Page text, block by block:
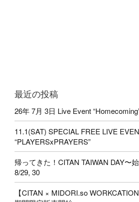
最近の投稿
26年 7月 3日 Live Event
11.1(SAT) SPECIAL FREE LIVE
“PLAYERSxPRAYERS”
帰ってきた！CITAN TAIWAN DAY〜
8/29, 30
【CITAN × MIDORI.so